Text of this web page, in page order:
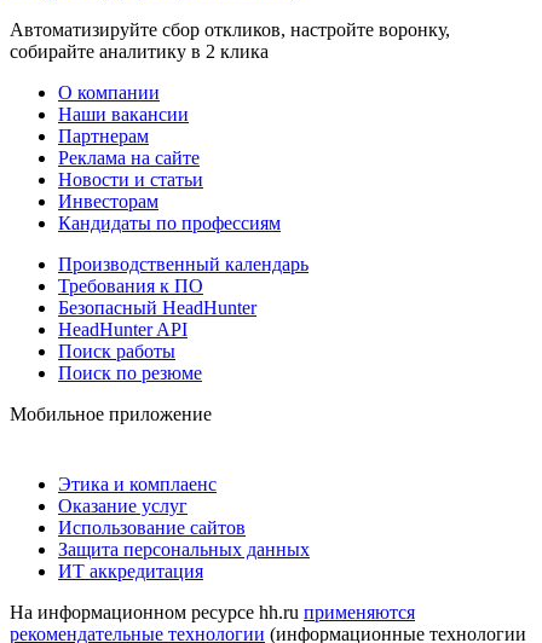
Автоматизируйте сбор откликов, настройте воронку,
собирайте аналитику в 2 клика
О компании
Наши вакансии
Партнерам
Реклама на сайте
Новости и статьи
Инвесторам
Кандидаты по профессиям
Производственный календарь
Требования к ПО
Безопасный HeadHunter
HeadHunter API
Поиск работы
Поиск по резюме
Мобильное приложение
Этика и комплаенс
Оказание услуг
Использование сайтов
Защита персональных данных
ИТ аккредитация
На информационном ресурсе hh.ru применяются
рекомендательные технологии (информационные технологии